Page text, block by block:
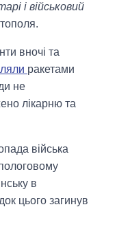
і військовий
вночі та
ракетами
не
лікарню та
війська
в
цього загинув